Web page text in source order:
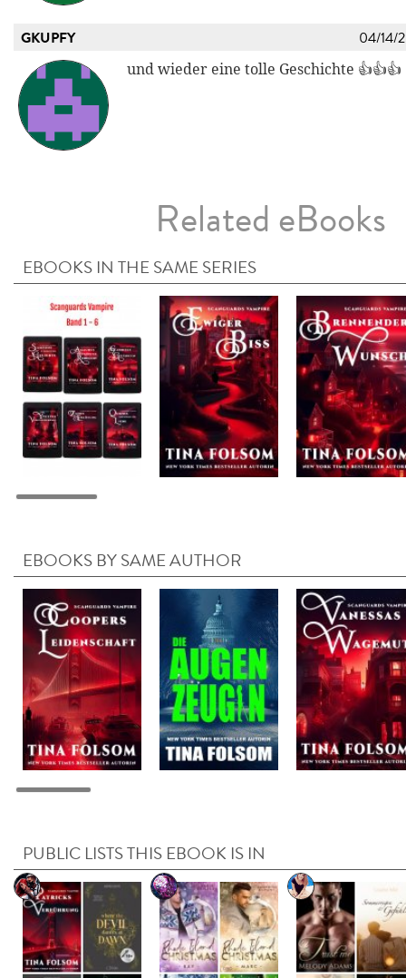
GKUPFY 04/14/
und wieder eine tolle Geschichte 👍👍👍
Related eBooks
EBOOKS IN THE SAME SERIES
EBOOKS BY SAME AUTHOR
PUBLIC LISTS THIS EBOOK IS IN